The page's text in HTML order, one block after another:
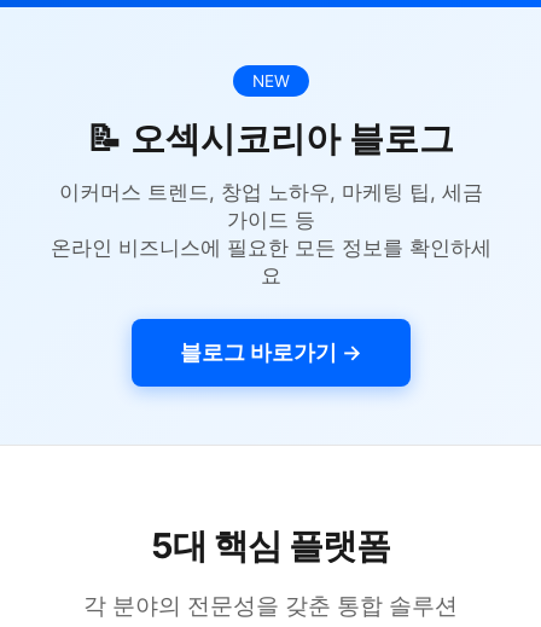
NEW
📝 오섹시코리아 블로그
이커머스 트렌드, 창업 노하우, 마케팅 팁, 세금
가이드 등
온라인 비즈니스에 필요한 모든 정보를 확인하세
요
블로그 바로가기 →
5대 핵심 플랫폼
각 분야의 전문성을 갖춘 통합 솔루션